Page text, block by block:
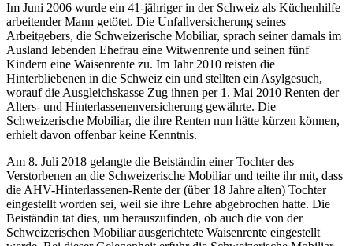
Im Juni 2006 wurde ein 41-jähriger in der Schweiz als Küchenhilfe
arbeitender Mann getötet. Die Unfallversicherung seines
Arbeitgebers, die Schweizerische Mobiliar, sprach seiner damals im
Ausland lebenden Ehefrau eine Witwenrente und seinen fünf
Kindern eine Waisenrente zu. Im Jahr 2010 reisten die
Hinterbliebenen in die Schweiz ein und stellten ein Asylgesuch,
worauf die Ausgleichskasse Zug ihnen per 1. Mai 2010 Renten der
Alters- und Hinterlassenenversicherung gewährte. Die
Schweizerische Mobiliar, die ihre Renten nun hätte kürzen können,
erhielt davon offenbar keine Kenntnis.
Am 8. Juli 2018 gelangte die Beiständin einer Tochter des
Verstorbenen an die Schweizerische Mobiliar und teilte ihr mit, dass
die AHV-Hinterlassenen-Rente der (über 18 Jahre alten) Tochter
eingestellt worden sei, weil sie ihre Lehre abgebrochen hatte. Die
Beiständin tat dies, um herauszufinden, ob auch die von der
Schweizerischen Mobiliar ausgerichtete Waisenrente eingestellt